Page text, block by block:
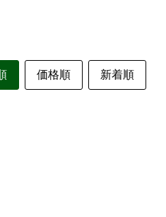
価格順 新着順